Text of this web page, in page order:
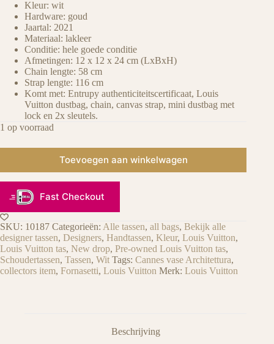
Kleur: wit
Hardware: goud
Jaartal: 2021
Materiaal: lakleer
Conditie: hele goede conditie
Afmetingen: 12 x 12 x 24 cm (LxBxH)
Chain lengte: 58 cm
Strap lengte: 116 cm
Komt met: Entrupy authenticiteitscertificaat, Louis
Vuitton dustbag, chain, canvas strap, mini dustbag met
lock en 2x sleutels.
1 op voorraad
Toevoegen aan winkelwagen
Fast Checkout
SKU: 10187 Categorieën: Alle tassen, all bags, Bekijk alle
designer tassen, Designers, Handtassen, Kleur, Louis Vuitton,
Louis Vuitton tas, New drop, Pre-owned Louis Vuitton tas,
Schoudertassen, Tassen, Wit Tags: Cannes vase Architettura,
collectors item, Fornasetti, Louis Vuitton Merk: Louis Vuitton
Beschrijving